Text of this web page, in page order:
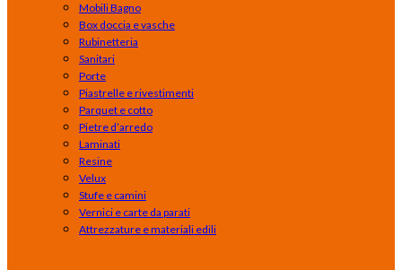
Mobili Bagno
Box doccia e vasche
Rubinetteria
Sanitari
Porte
Piastrelle e rivestimenti
Parquet e cotto
Pietre d’arredo
Laminati
Resine
Velux
Stufe e camini
Vernici e carte da parati
Attrezzature e materiali edili